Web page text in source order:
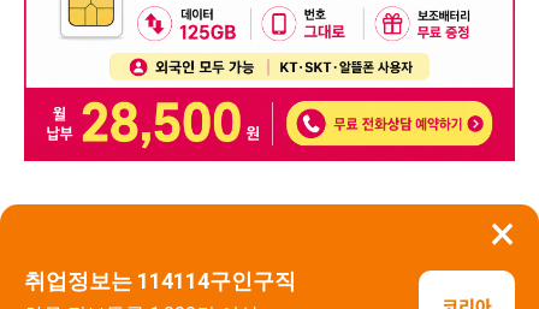
×
취업정보는 114114구인구직